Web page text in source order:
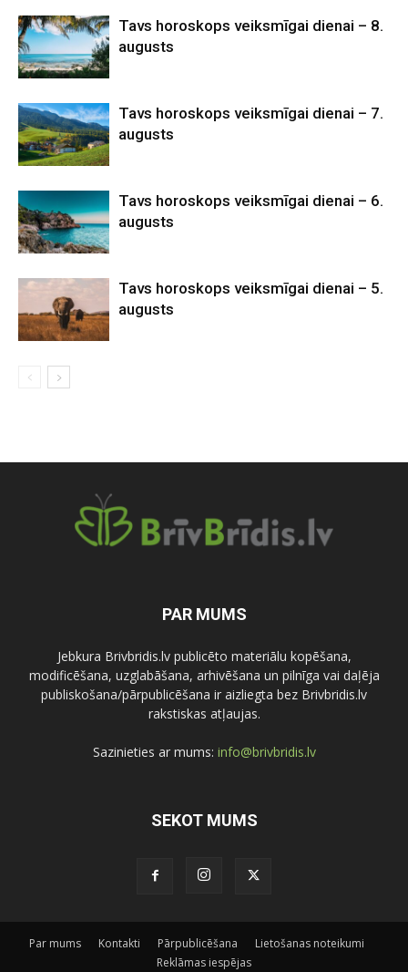
Tavs horoskops veiksmīgai dienai – 8.
augusts
Tavs horoskops veiksmīgai dienai – 7.
augusts
Tavs horoskops veiksmīgai dienai – 6.
augusts
Tavs horoskops veiksmīgai dienai – 5.
augusts
PAR MUMS
Jebkura Brivbridis.lv publicēto materiālu kopēšana,
modificēšana, uzglabāšana, arhivēšana un pilnīga vai daļēja
publiskošana/pārpublicēšana ir aizliegta bez Brivbridis.lv
rakstiskas atļaujas.
Sazinieties ar mums: info@brivbridis.lv
SEKOT MUMS
Par mums Kontakti Pārpublicēšana
Lietošanas noteikumi
Reklāmas iespējas